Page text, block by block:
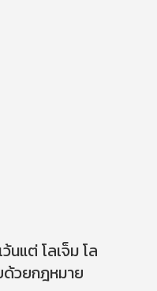
แต่ โลเจ็ม โล
วยกฎหมาย